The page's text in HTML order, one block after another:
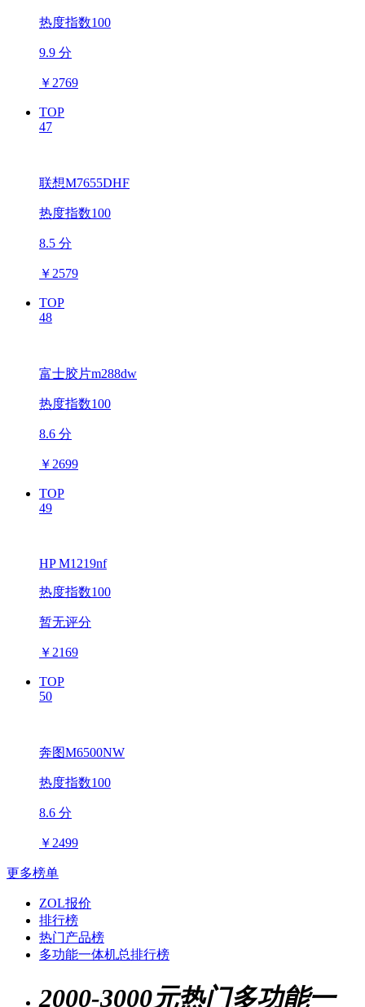
热度指数100
9.9 分
￥ 2769
TOP
47
联想M7655DHF
热度指数100
8.5 分
￥ 2579
TOP
48
富士胶片m288dw
热度指数100
8.6 分
￥ 2699
TOP
49
HP M1219nf
热度指数100
暂无评分
￥ 2169
TOP
50
奔图M6500NW
热度指数100
8.6 分
￥ 2499
更多榜单
ZOL报价
排行榜
热门产品榜
多功能一体机总排行榜
2000-3000元热门多功能一